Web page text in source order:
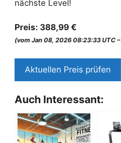
nächste Level!
Preis: 388,99 €
(vom Jan 08, 2026 08:23:33 UTC –
Aktuellen Preis prüfen
Auch Interessant: